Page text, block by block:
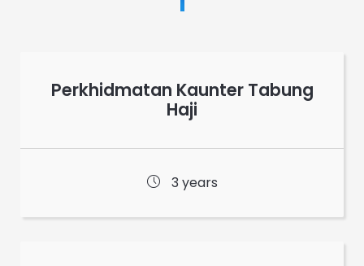
Perkhidmatan Kaunter Tabung
Haji
3 years